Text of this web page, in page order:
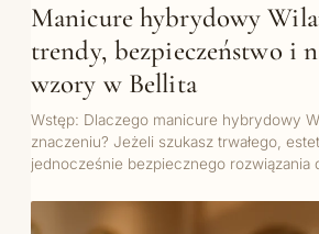
Manicure hybrydowy
trendy, bezpieczeństwo i
wzory w Bellita
Wstęp: Dlaczego manicure hybrydowy
znaczeniu? Jeżeli szukasz trwałego,
jednocześnie bezpiecznego rozwiązania